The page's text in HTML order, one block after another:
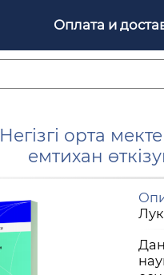
Оплата и
Негізгі орта
емтихан